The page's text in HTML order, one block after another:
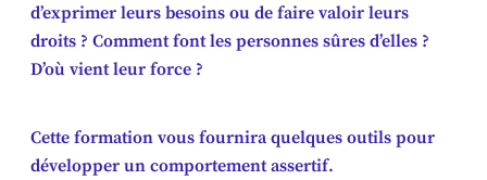
d’exprimer leurs besoins ou de faire valoir leurs
droits ? Comment font les personnes sûres d’elles ?
D’où vient leur force ?
Cette formation vous fournira quelques outils pour
développer un comportement assertif.